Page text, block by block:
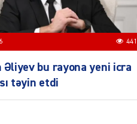
Milyonluq əmlakı müsadirə
olundu
04.08.2026 5498
İlham Əliyev bu rayona yeni
icra başçısı təyin etdi
Əliyev bu rayona yeni icra
təyin etdi